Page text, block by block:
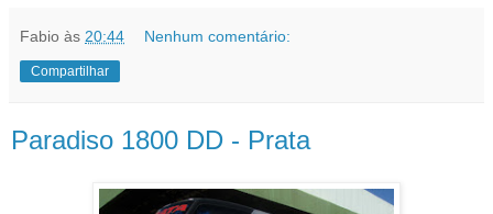
Fabio às 20:44 Nenhum comentário:
Compartilhar
Paradiso 1800 DD - Prata